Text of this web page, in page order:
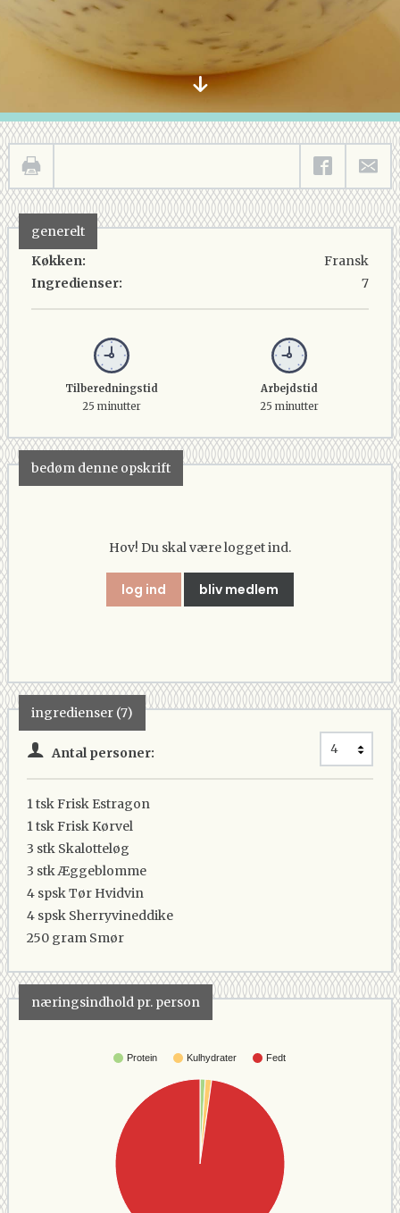
generelt
Køkken:
Ingredienser:
Fransk
7
Tilberedningstid
25 minutter
Arbejdstid
25 minutter
bedøm denne opskrift
Hov! Du skal være logget ind.
log ind bliv medlem
ingredienser (7)
Antal personer:
1 tskFrisk Estragon
1 tskFrisk Kørvel
3 stk Skalotteløg
3 stkÆggeblomme
4 spskTør Hvidvin
4 spsk Sherryvineddike
250 gram Smør
næringsindhold pr. person
Protein Kulhydrater Fedt